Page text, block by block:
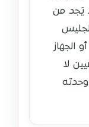
يَجد من
الجهاز
لا